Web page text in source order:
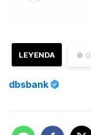
●
LEYENDA
dbsbank